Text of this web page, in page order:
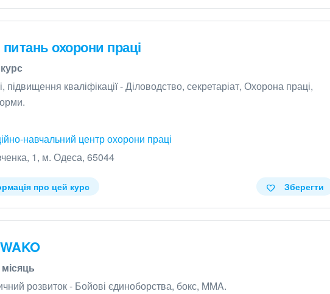
охорони праці
підвищення кваліфікації - Діловодство, секретаріат, Охорона праці,
навчальний центр охорони праці
1, м. Одеса, 65044
про цей курс Зберегти
розвиток - Бойові єдиноборства, бокс, MMA.